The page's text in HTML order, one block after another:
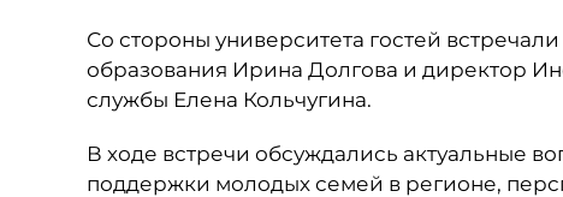
Со стороны университета гостей
образования Ирина Долгова и директор
службы Елена Кольчугина.
В ходе встречи обсуждались актуальные
поддержки молодых семей в регионе,